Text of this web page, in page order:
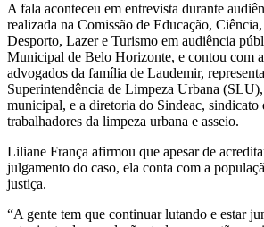
A fala aconteceu em entrevista durante
realizada na Comissão de Educação,
Desporto, Lazer e Turismo em audiência
Municipal de Belo Horizonte, e contou com a
advogados da família de Laudemir,
Superintendência de Limpeza Urbana
municipal, e a diretoria do Sindeac, sindicato
trabalhadores da limpeza urbana e asseio.
Liliane França afirmou que apesar de
julgamento do caso, ela conta com a
justiça.
“A gente tem que continuar lutando e estar